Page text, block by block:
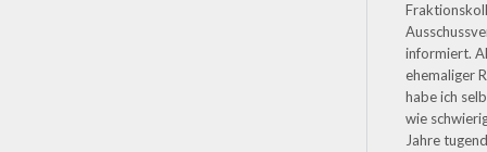
informiert.
ehemaliger
habe ich
wie
Jahre